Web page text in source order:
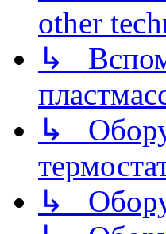
other
↳
↳
↳